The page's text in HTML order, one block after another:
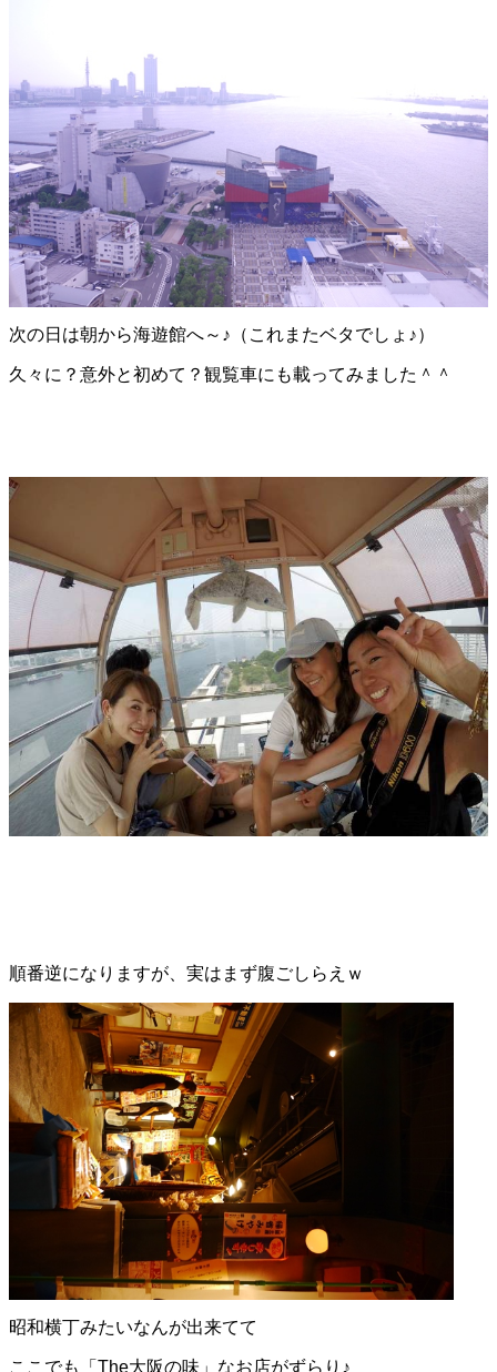
次の日は朝から海遊館へ～♪（これまたベタでしょ♪）
久々に？意外と初めて？観覧車にも載ってみました＾＾
順番逆になりますが、実はまず腹ごしらえｗ
昭和横丁みたいなんが出来てて
ここでも「The大阪の味」なお店がずらり♪